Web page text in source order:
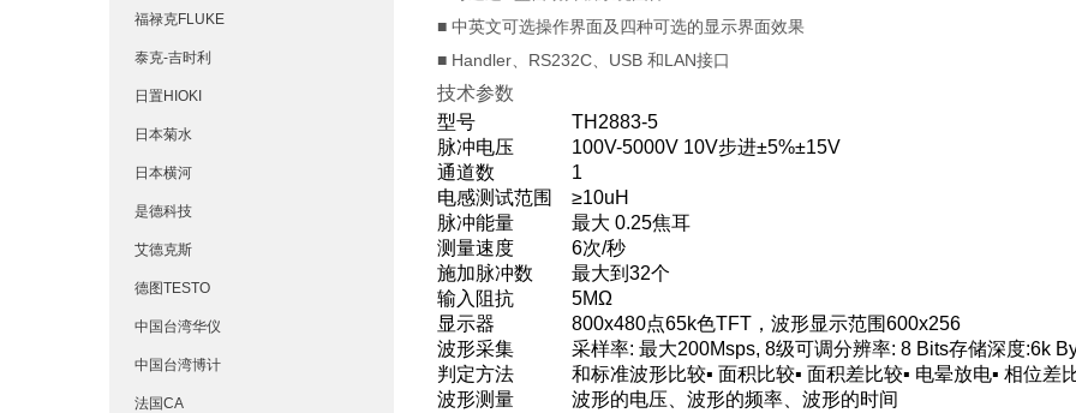
福禄克FLUKE
泰克-吉时利
日置HIOKI
日本菊水
日本横河
是德科技
艾德克斯
德图TESTO
中国台湾华仪
中国台湾博计
法国CA
■ 中英文可选操作界面及四种可选的显示界面效果
■ Handler、RS232C、USB 和LAN接口
技术参数
型号
TH2883-5
脉冲电压
100V-5000V 10V步进±5%±15V
通道数
1
电感测试范围
≥10uH
脉冲能量
最大 0.25焦耳
测量速度
6次/秒
施加脉冲数
最大到32个
输入阻抗
5MΩ
显示器
800x480点65k色TFT，波形显示范围600x256
波形采集
采样率: 最大200Msps, 8级可调分辨率: 8 Bits存储深度:6k
判定方法
和标准波形比较▪ 面积比较▪ 面积差比较▪ 电晕放电▪ 相位差
波形测量
波形的电压、波形的频率、波形的时间